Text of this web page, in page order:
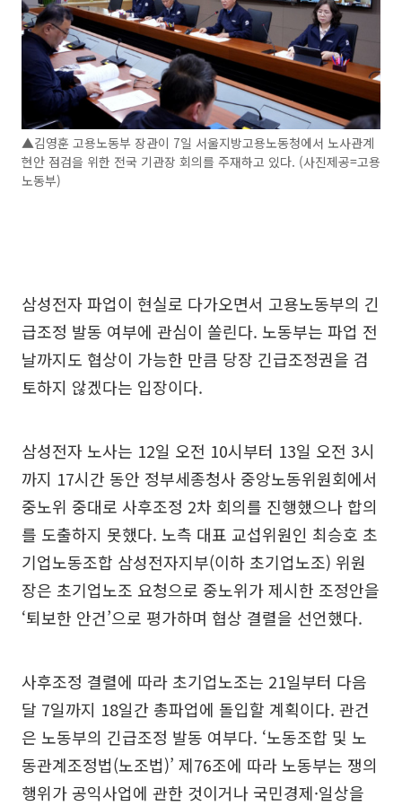
▲김영훈 고용노동부 장관이 7일 서울지방고용노동청에서 노사관계
현안 점검을 위한 전국 기관장 회의를 주재하고 있다. (사진제공=고용
노동부)
삼성전자 파업이 현실로 다가오면서 고용노동부의 긴
급조정 발동 여부에 관심이 쏠린다. 노동부는 파업 전
날까지도 협상이 가능한 만큼 당장 긴급조정권을 검
토하지 않겠다는 입장이다.
삼성전자 노사는 12일 오전 10시부터 13일 오전 3시
까지 17시간 동안 정부세종청사 중앙노동위원회에서
중노위 중대로 사후조정 2차 회의를 진행했으나 합의
를 도출하지 못했다. 노측 대표 교섭위원인 최승호 초
기업노동조합 삼성전자지부(이하 초기업노조) 위원
장은 초기업노조 요청으로 중노위가 제시한 조정안을
‘퇴보한 안건’으로 평가하며 협상 결렬을 선언했다.
사후조정 결렬에 따라 초기업노조는 21일부터 다음
달 7일까지 18일간 총파업에 돌입할 계획이다. 관건
은 노동부의 긴급조정 발동 여부다. ‘노동조합 및 노
동관계조정법(노조법)’ 제76조에 따라 노동부는 쟁의
행위가 공익사업에 관한 것이거나 국민경제·일상을